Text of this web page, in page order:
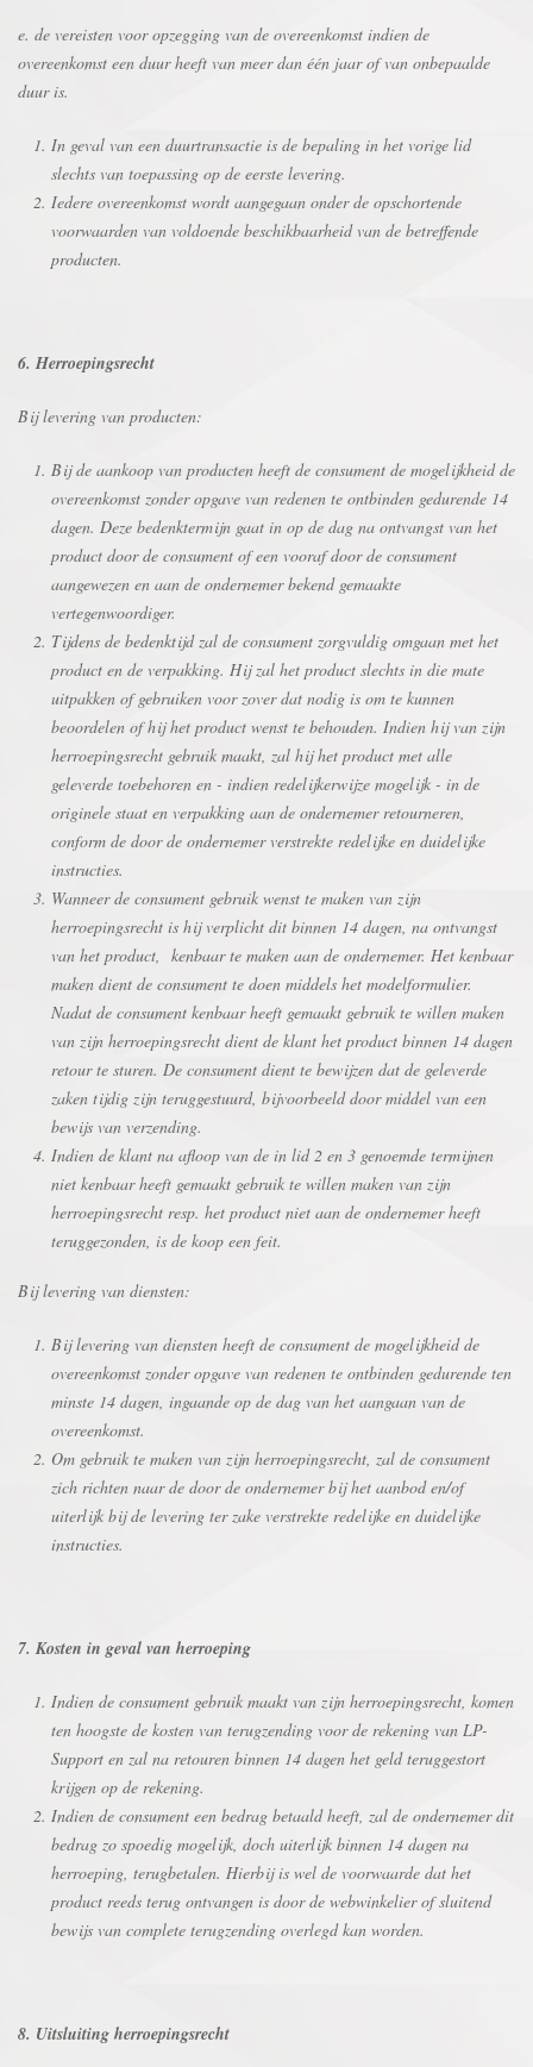
e. de vereisten voor opzegging van de overeenkomst indien de
overeenkomst een duur heeft van meer dan één jaar of van onbepaalde
duur is.
In geval van een duurtransactie is de bepaling in het vorige lid
slechts van toepassing op de eerste levering.
Iedere overeenkomst wordt aangegaan onder de opschortende
voorwaarden van voldoende beschikbaarheid van de betreffende
producten.
6. Herroepingsrecht
Bij levering van producten:
Bij de aankoop van producten heeft de consument de mogelijkheid de
overeenkomst zonder opgave van redenen te ontbinden gedurende 14
dagen. Deze bedenktermijn gaat in op de dag na ontvangst van het
product door de consument of een vooraf door de consument
aangewezen en aan de ondernemer bekend gemaakte
vertegenwoordiger.
Tijdens de bedenktijd zal de consument zorgvuldig omgaan met het
product en de verpakking. Hij zal het product slechts in die mate
uitpakken of gebruiken voor zover dat nodig is om te kunnen
beoordelen of hij het product wenst te behouden. Indien hij van zijn
herroepingsrecht gebruik maakt, zal hij het product met alle
geleverde toebehoren en - indien redelijkerwijze mogelijk - in de
originele staat en verpakking aan de ondernemer retourneren,
conform de door de ondernemer verstrekte redelijke en duidelijke
instructies.
Wanneer de consument gebruik wenst te maken van zijn
herroepingsrecht is hij verplicht dit binnen 14 dagen, na ontvangst
van het product, kenbaar te maken aan de ondernemer. Het kenbaar
maken dient de consument te doen middels het modelformulier.
Nadat de consument kenbaar heeft gemaakt gebruik te willen maken
van zijn herroepingsrecht dient de klant het product binnen 14 dagen
retour te sturen. De consument dient te bewijzen dat de geleverde
zaken tijdig zijn teruggestuurd, bijvoorbeeld door middel van een
bewijs van verzending.
Indien de klant na afloop van de in lid 2 en 3 genoemde termijnen
niet kenbaar heeft gemaakt gebruik te willen maken van zijn
herroepingsrecht resp. het product niet aan de ondernemer heeft
teruggezonden, is de koop een feit.
Bij levering van diensten:
Bij levering van diensten heeft de consument de mogelijkheid de
overeenkomst zonder opgave van redenen te ontbinden gedurende ten
minste 14 dagen, ingaande op de dag van het aangaan van de
overeenkomst.
Om gebruik te maken van zijn herroepingsrecht, zal de consument
zich richten naar de door de ondernemer bij het aanbod en/of
uiterlijk bij de levering ter zake verstrekte redelijke en duidelijke
instructies.
7. Kosten in geval van herroeping
Indien de consument gebruik maakt van zijn herroepingsrecht, komen
ten hoogste de kosten van terugzending voor de rekening van LP-
Support en zal na retouren binnen 14 dagen het geld teruggestort
krijgen op de rekening.
Indien de consument een bedrag betaald heeft, zal de ondernemer dit
bedrag zo spoedig mogelijk, doch uiterlijk binnen 14 dagen na
herroeping, terugbetalen. Hierbij is wel de voorwaarde dat het
product reeds terug ontvangen is door de webwinkelier of sluitend
bewijs van complete terugzending overlegd kan worden.
8. Uitsluiting herroepingsrecht